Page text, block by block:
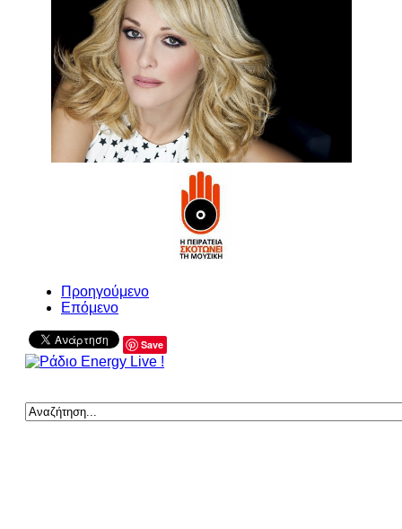
Προηγούμενο
Επόμενο
Save